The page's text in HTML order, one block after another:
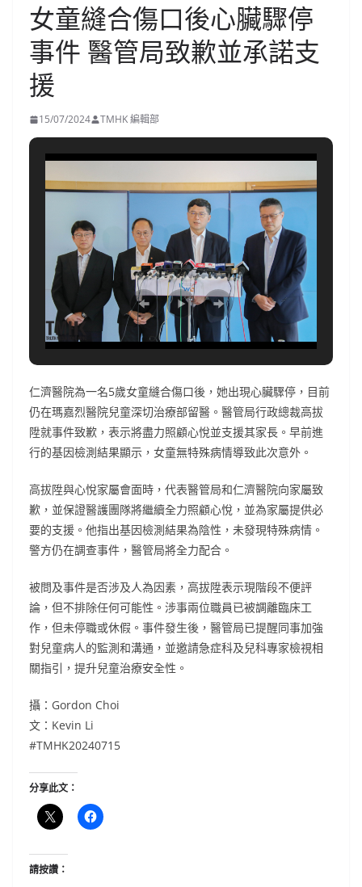
女童縫合傷口後心臟驟停
事件 醫管局致歉並承諾支
援
15/07/2024 TMHK 編輯部
仁濟醫院為一名5歲女童縫合傷口後，她出現心臟驟停，目前
仍在瑪嘉烈醫院兒童深切治療部留醫。醫管局行政總裁高拔
陞就事件致歉，表示將盡力照顧心悅並支援其家長。早前進
行的基因檢測結果顯示，女童無特殊病情導致此次意外。
高拔陞與心悅家屬會面時，代表醫管局和仁濟醫院向家屬致
歉，並保證醫護團隊將繼續全力照顧心悅，並為家屬提供必
要的支援。他指出基因檢測結果為陰性，未發現特殊病情。
警方仍在調查事件，醫管局將全力配合。
被問及事件是否涉及人為因素，高拔陞表示現階段不便評
論，但不排除任何可能性。涉事兩位職員已被調離臨床工
作，但未停職或休假。事件發生後，醫管局已提醒同事加強
對兒童病人的監測和溝通，並邀請急症科及兒科專家檢視相
關指引，提升兒童治療安全性。
攝：Gordon Choi
文：Kevin Li
#TMHK20240715
分享此文：
請按讚：